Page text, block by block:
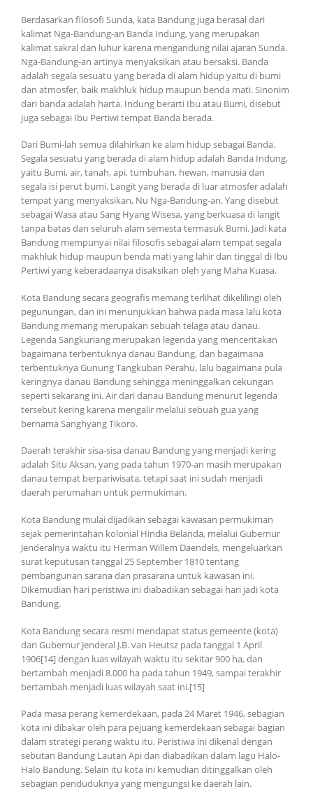
Berdasarkan filosofi Sunda, kata Bandung juga berasal dari
kalimat Nga-Bandung-an Banda Indung, yang merupakan
kalimat sakral dan luhur karena mengandung nilai ajaran Sunda.
Nga-Bandung-an artinya menyaksikan atau bersaksi. Banda
adalah segala sesuatu yang berada di alam hidup yaitu di bumi
dan atmosfer, baik makhluk hidup maupun benda mati. Sinonim
dari banda adalah harta. Indung berarti Ibu atau Bumi, disebut
juga sebagai Ibu Pertiwi tempat Banda berada.
Dari Bumi-lah semua dilahirkan ke alam hidup sebagai Banda.
Segala sesuatu yang berada di alam hidup adalah Banda Indung,
yaitu Bumi, air, tanah, api, tumbuhan, hewan, manusia dan
segala isi perut bumi. Langit yang berada di luar atmosfer adalah
tempat yang menyaksikan, Nu Nga-Bandung-an. Yang disebut
sebagai Wasa atau Sang Hyang Wisesa, yang berkuasa di langit
tanpa batas dan seluruh alam semesta termasuk Bumi. Jadi kata
Bandung mempunyai nilai filosofis sebagai alam tempat segala
makhluk hidup maupun benda mati yang lahir dan tinggal di Ibu
Pertiwi yang keberadaanya disaksikan oleh yang Maha Kuasa.
Kota Bandung secara geografis memang terlihat dikelilingi oleh
pegunungan, dan ini menunjukkan bahwa pada masa lalu kota
Bandung memang merupakan sebuah telaga atau danau.
Legenda Sangkuriang merupakan legenda yang menceritakan
bagaimana terbentuknya danau Bandung, dan bagaimana
terbentuknya Gunung Tangkuban Perahu, lalu bagaimana pula
keringnya danau Bandung sehingga meninggalkan cekungan
seperti sekarang ini. Air dari danau Bandung menurut legenda
tersebut kering karena mengalir melalui sebuah gua yang
bernama Sanghyang Tikoro.
Daerah terakhir sisa-sisa danau Bandung yang menjadi kering
adalah Situ Aksan, yang pada tahun 1970-an masih merupakan
danau tempat berpariwisata, tetapi saat ini sudah menjadi
daerah perumahan untuk permukiman.
Kota Bandung mulai dijadikan sebagai kawasan permukiman
sejak pemerintahan kolonial Hindia Belanda, melalui Gubernur
Jenderalnya waktu itu Herman Willem Daendels, mengeluarkan
surat keputusan tanggal 25 September 1810 tentang
pembangunan sarana dan prasarana untuk kawasan ini.
Dikemudian hari peristiwa ini diabadikan sebagai hari jadi kota
Bandung.
Kota Bandung secara resmi mendapat status gemeente (kota)
dari Gubernur Jenderal J.B. van Heutsz pada tanggal 1 April
1906[14] dengan luas wilayah waktu itu sekitar 900 ha, dan
bertambah menjadi 8.000 ha pada tahun 1949, sampai terakhir
bertambah menjadi luas wilayah saat ini.[15]
Pada masa perang kemerdekaan, pada 24 Maret 1946, sebagian
kota ini dibakar oleh para pejuang kemerdekaan sebagai bagian
dalam strategi perang waktu itu. Peristiwa ini dikenal dengan
sebutan Bandung Lautan Api dan diabadikan dalam lagu Halo-
Halo Bandung. Selain itu kota ini kemudian ditinggalkan oleh
sebagian penduduknya yang mengungsi ke daerah lain.